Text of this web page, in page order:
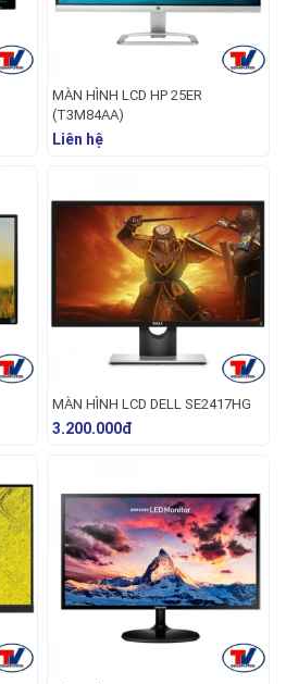
MÀN HÌNH LCD HP 25ER
(T3M84AA)
Liên hệ
MÀN HÌNH LCD DELL SE2417HG
3.200.000đ